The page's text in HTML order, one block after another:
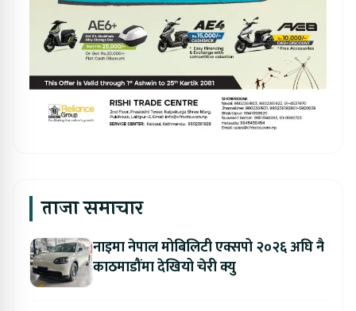
ताजा समाचार
नाइमा नेपाल मोबिलिटी एक्सपो २०२६ अघि नै
काठमाडौंमा देखियो चेरी क्यु